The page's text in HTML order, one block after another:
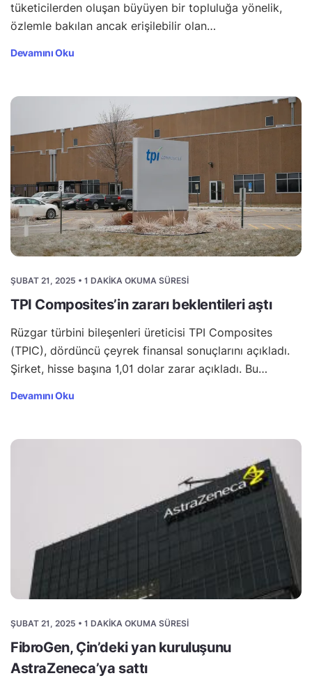
tüketicilerden oluşan büyüyen bir topluluğa yönelik,
özlemle bakılan ancak erişilebilir olan…
Devamını Oku
ŞUBAT 21, 2025 • 1 DAKIKA OKUMA SÜRESI
TPI Composites’in zararı beklentileri aştı
Rüzgar türbini bileşenleri üreticisi TPI Composites
(TPIC), dördüncü çeyrek finansal sonuçlarını açıkladı.
Şirket, hisse başına 1,01 dolar zarar açıkladı. Bu…
Devamını Oku
ŞUBAT 21, 2025 • 1 DAKIKA OKUMA SÜRESI
FibroGen, Çin’deki yan kuruluşunu
AstraZeneca’ya sattı